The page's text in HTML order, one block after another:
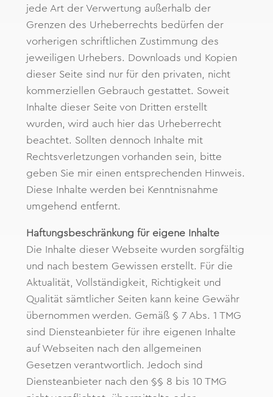
jede Art der Verwertung außerhalb der
Grenzen des Urheberrechts bedürfen der
vorherigen schriftlichen Zustimmung des
jeweiligen Urhebers. Downloads und Kopien
dieser Seite sind nur für den privaten, nicht
kommerziellen Gebrauch gestattet. Soweit
Inhalte dieser Seite von Dritten erstellt
wurden, wird auch hier das Urheberrecht
beachtet. Sollten dennoch Inhalte mit
Rechtsverletzungen vorhanden sein, bitte
geben Sie mir einen entsprechenden Hinweis.
Diese Inhalte werden bei Kenntnisnahme
umgehend entfernt.
Haftungsbeschränkung für eigene Inhalte
Die Inhalte dieser Webseite wurden sorgfältig
und nach bestem Gewissen erstellt. Für die
Aktualität, Vollständigkeit, Richtigkeit und
Qualität sämtlicher Seiten kann keine Gewähr
übernommen werden. Gemäß § 7 Abs. 1 TMG
sind Diensteanbieter für ihre eigenen Inhalte
auf Webseiten nach den allgemeinen
Gesetzen verantwortlich. Jedoch sind
Diensteanbieter nach den §§ 8 bis 10 TMG